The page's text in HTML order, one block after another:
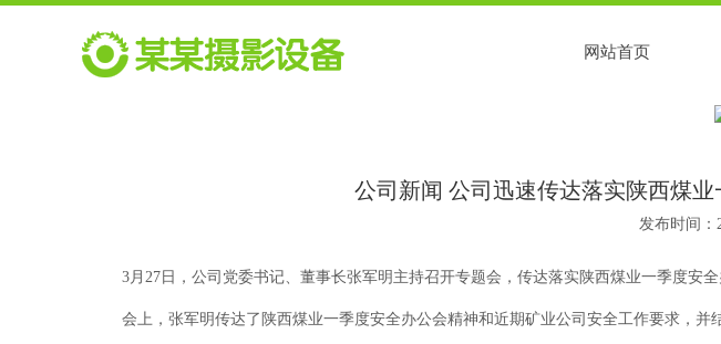
网站首页
公司新闻 公司迅速传达落实陕西煤
发布时间：
3月27日，公司党委书记、董事长张军明主持召开专题会，传达落实陕西煤业一季度安
会上，张军明传达了陕西煤业一季度安全办公会精神和近期矿业公司安全工作要求，并